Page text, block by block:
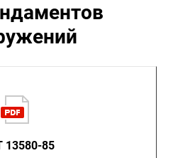
13580-85